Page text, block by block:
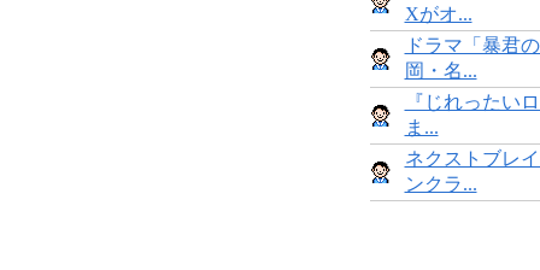
Xがオ...
ドラマ「暴君
岡・名...
『じれったい
ま...
ネクストブレ
ンクラ...